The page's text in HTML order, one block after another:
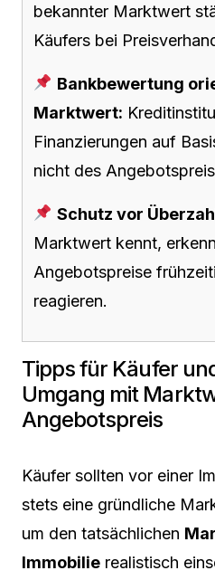
bekannter Marktwert
Käufers bei
Bankbewertung
Marktwert:
Finanzierungen auf
nicht des
Schutz vor
Marktwert kennt,
Angebotspreise
reagieren.
Tipps für Käufer
Umgang mit
Angebotspreis
Käufer sollten vor einer
stets eine gründliche
um den tatsächlichen
Immobilie realistisch